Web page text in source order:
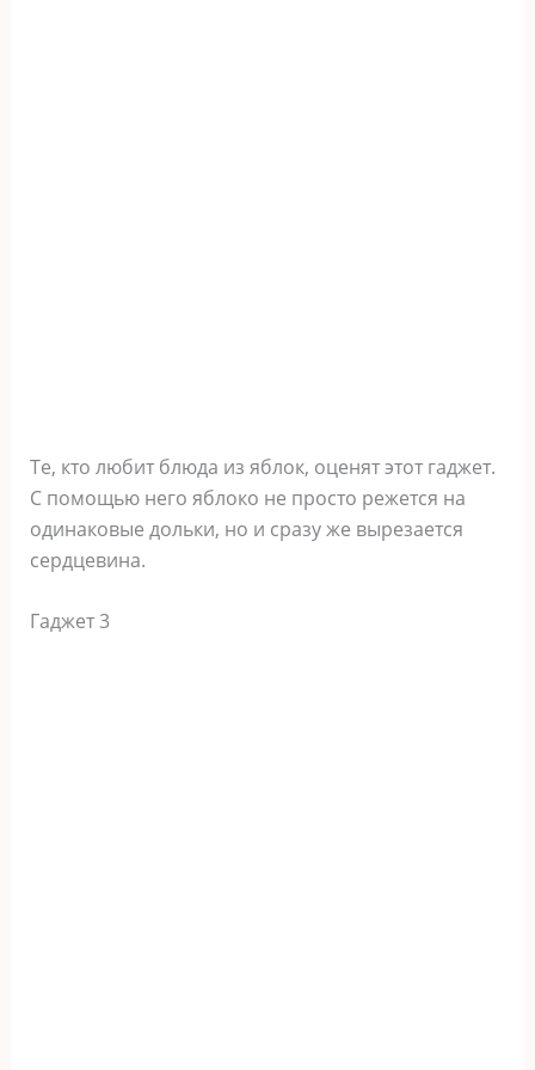
Те, кто любит блюда из яблок, оценят этот гаджет.
С помощью него яблоко не просто режется на
одинаковые дольки, но и сразу же вырезается
сердцевина.
Гаджет 3